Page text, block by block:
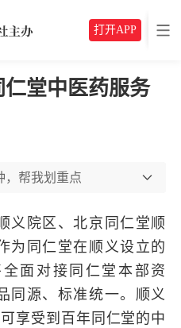
打开APP
堂中医药服务
，帮我划重点
义院区、北京同仁堂顺
为同仁堂在顺义设立的
面对接同仁堂本部资
同源、标准统一。顺义
享受到百年同仁堂的中